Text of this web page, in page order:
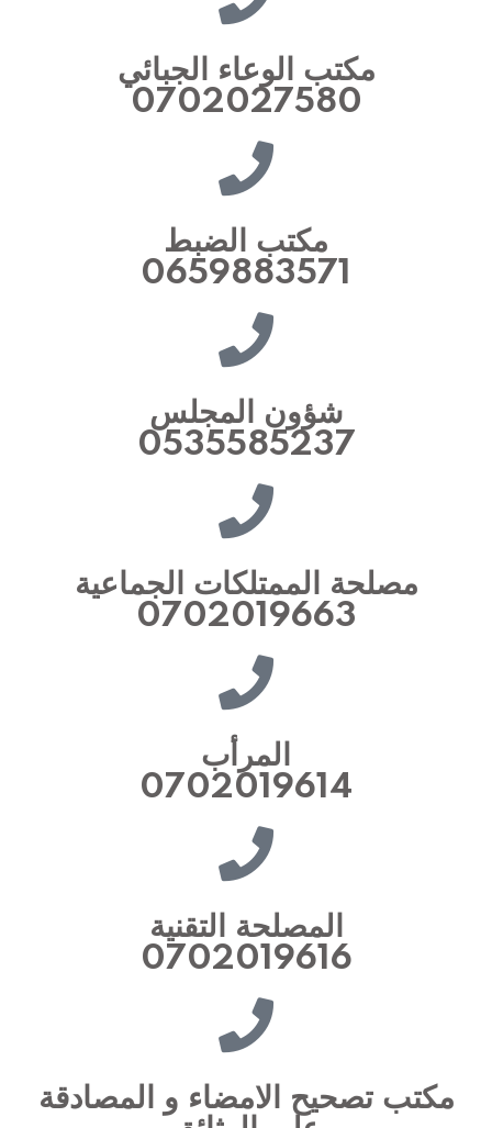
مكتب الوعاء الجبائي
0702027580
مكتب الضبط
0659883571
شؤون المجلس
0535585237
مصلحة الممتلكات الجماعية
0702019663
المرأب
0702019614
المصلحة التقنية
0702019616
مكتب تصحيح الامضاء و المصادقة